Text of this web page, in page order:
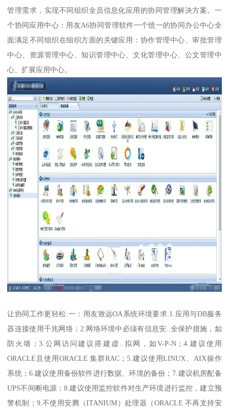
管理需求，实现不同组织全员信息化应用的协同管理解决方案。一
个协同应用中心：用友A6协同管理软件一个统一的协同办公中心全
面满足不同组织在组织方面的关键应用：协作管理中心、审批管理
中心、资源管理中心、知识管理中心、文化管理中心、公文管理中
心、扩展应用中心。
让协同工作更轻松.一：用友致远OA系统环境要求.1.应用与DB服务
器连接使用千兆网络；2.网络环境中必须有信息安..全保护措施，如
防火墙；3.公网访问建议搭建虚..拟网，如V-P-N；4.建议使用
ORACLE且使用ORACLE 集群RAC；5.建议使用LINUX、AIX操作
系统；6.建议使用备份软件进行数据、环境的备份；7.建议机房配备
UPS不间断电源；8.建议使用监控软件对生产环境进行监控，建立预
警机制；9.不使用安腾（ITANIUM）处理器（ORACLE 不再支持安